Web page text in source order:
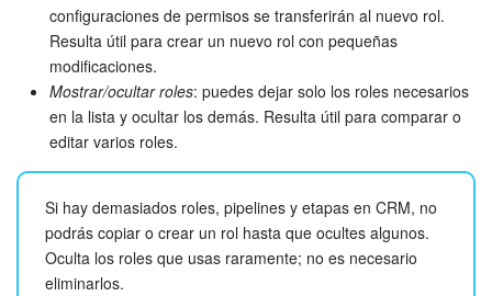
configuraciones de permisos se transferirán al nuevo rol.
Resulta útil para crear un nuevo rol con pequeñas
modificaciones.
Mostrar/ocultar roles: puedes dejar solo los roles necesarios
en la lista y ocultar los demás. Resulta útil para comparar o
editar varios roles.
Si hay demasiados roles, pipelines y etapas en CRM, no
podrás copiar o crear un rol hasta que ocultes algunos.
Oculta los roles que usas raramente; no es necesario
eliminarlos.